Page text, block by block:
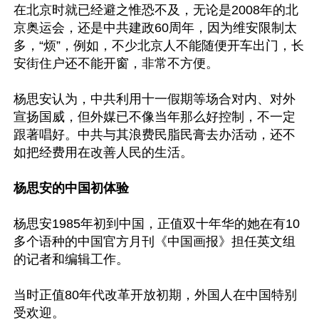
在北京时就已经避之惟恐不及，无论是2008年的北
京奥运会，还是中共建政60周年，因为维安限制太
多，“烦”，例如，不少北京人不能随便开车出门，长
安街住户还不能开窗，非常不方便。
杨思安认为，中共利用十一假期等场合对内、对外
宣扬国威，但外媒已不像当年那么好控制，不一定
跟著唱好。中共与其浪费民脂民膏去办活动，还不
如把经费用在改善人民的生活。
杨思安的中国初体验
杨思安1985年初到中国，正值双十年华的她在有10
多个语种的中国官方月刊《中国画报》担任英文组
的记者和编辑工作。
当时正值80年代改革开放初期，外国人在中国特别
受欢迎。